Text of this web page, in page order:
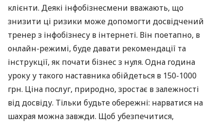
клієнти. Деякі інфобізнесмени вважають, що
знизити ці ризики може допомогти досвідчений
тренер з інфобізнесу в інтернеті. Він поетапно, в
онлайн-режимі, буде давати рекомендації та
інструкції, як почати бізнес з нуля. Одна година
уроку у такого наставника обійдеться в 150-1000
грн. Ціна послуг, природно, зростає в залежності
від досвіду. Тільки будьте обережні: нарватися на
шахрая можна завжди. Щоб убезпечитися,